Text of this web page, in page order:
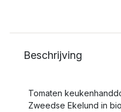
Beschrijving
Tomaten
Zweedse Ekelund in